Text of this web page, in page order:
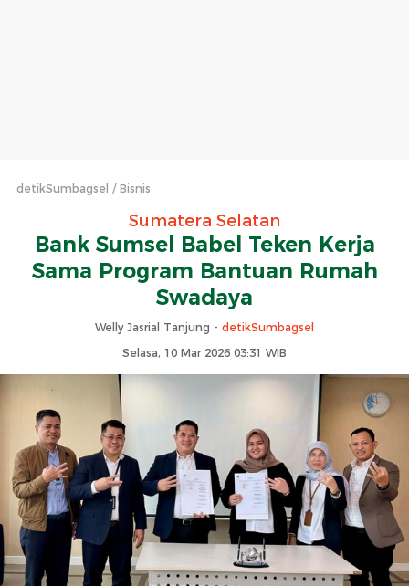
detikSumbagsel Bisnis
Sumatera Selatan
Bank Sumsel Babel Teken Kerja
Sama Program Bantuan Rumah
Swadaya
Welly Jasrial Tanjung - detikSumbagsel
Selasa, 10 Mar 2026 03:31 WIB